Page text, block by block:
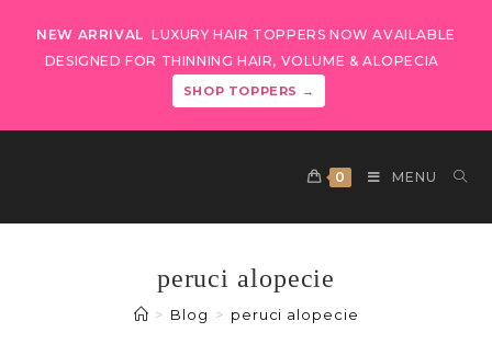
NEW ARRIVAL LUXURY HAIR TOPPERS NOW AVAILABLE
DESIGNED FOR THINNING HAIR, VOLUME & ALOPECIA
SHOP TOPPERS →
0 MENU
peruci alopecie
> Blog > peruci alopecie